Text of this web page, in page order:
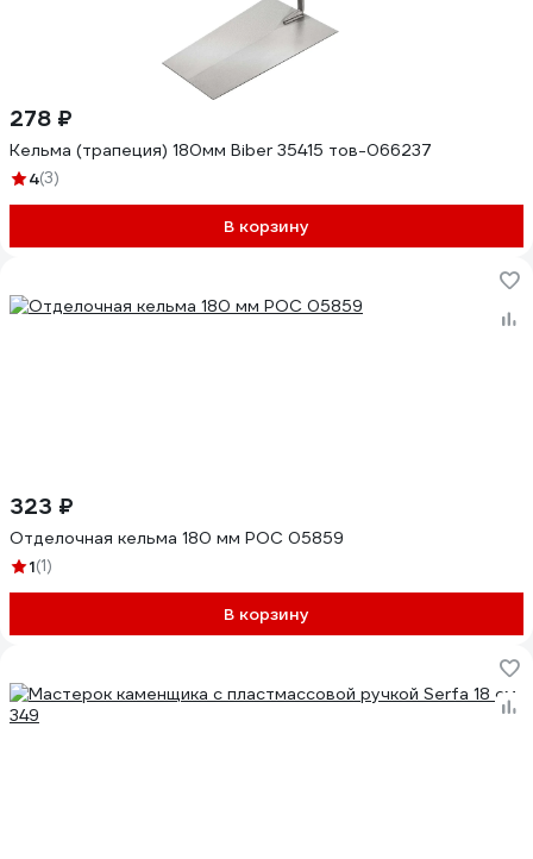
278 ₽
Кельма (трапеция) 180мм Biber 35415 тов-066237
4(3)
В корзину
323 ₽
Отделочная кельма 180 мм РОС 05859
1(1)
В корзину